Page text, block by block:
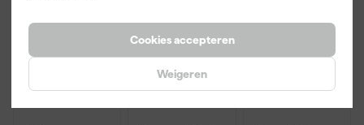
Cookies accepteren
Weigeren